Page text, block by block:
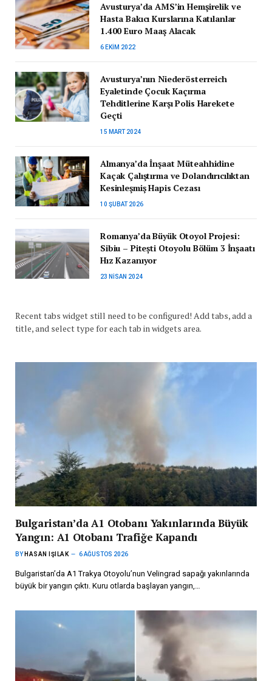
Avusturya’da AMS’in Hemşirelik ve
Hasta Bakıcı Kurslarına Katılanlar
1.400 Euro Maaş Alacak
6 EKIM 2022
Avusturya’nın Niederösterreich
Eyaletinde Çocuk Kaçırma
Tehditlerine Karşı Polis Harekete
Geçti
15 MART 2024
Almanya’da İnşaat Müteahhidine
Kaçak Çalıştırma ve Dolandırıcılıktan
Kesinleşmiş Hapis Cezası
10 ŞUBAT 2026
Romanya’da Büyük Otoyol Projesi:
Sibiu – Pitești Otoyolu Bölüm 3 İnşaatı
Hız Kazanıyor
23 NISAN 2024
Recent tabs widget still need to be configured! Add tabs, add a
title, and select type for each tab in widgets area.
Bulgaristan’da A1 Otobanı Yakınlarında Büyük
Yangın: A1 Otobanı Trafiğe Kapandı
BY HASAN IŞILAK 6 AĞUSTOS 2026
Bulgaristan’da A1 Trakya Otoyolu’nun Velingrad sapağı yakınlarında
büyük bir yangın çıktı. Kuru otlarda başlayan yangın,…